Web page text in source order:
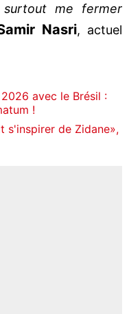
me fermer
Nasri, actuel
avec le Brésil :
!
s'inspirer de Zidane»,